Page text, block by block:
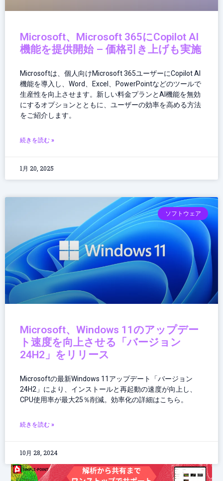
Microsoft、Microsoft 365にCopilot AI
機能を提供開始 – 価格引き上げも実施
Microsoftは、個人向けMicrosoft 365ユーザーにCopilot AI
機能を導入し、Word、Excel、PowerPointなどのツールで
生産性を向上させます。新しい料金プランとAI機能を無効
にするオプションとともに、ユーザーの効率を高める方法
をご紹介します。
続きを読む »
1月 20, 2025
ソフトウェア
Microsoft、Windows 11のアップデー
ト速度を向上させる「バージョン
24H2」をリリース
Microsoftの最新Windows 11アップデート「バージョン
24H2」により、インストールと再起動の速度が向上し、
CPU使用率が最大25％削減。効率化の詳細はこちら。
続きを読む »
10月 28, 2024